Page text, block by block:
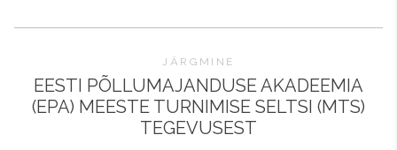
JÄRGMINE
EESTI PÕLLUMAJANDUSE AKADEEMIA
(EPA) MEESTE TURNIMISE SELTSI (MTS)
TEGEVUSEST